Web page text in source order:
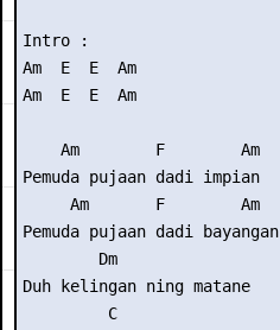
Intro :
Am  E  E  Am
Am  E  E  Am
    Am        F        Am
Pemuda pujaan dadi impian
     Am       F        Am
Pemuda pujaan dadi bayangan
        Dm
Duh kelingan ning matane
         C